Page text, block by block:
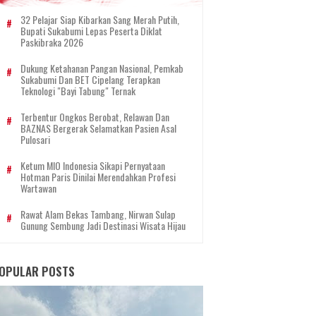
32 Pelajar Siap Kibarkan Sang Merah Putih,
Bupati Sukabumi Lepas Peserta Diklat
Paskibraka 2026
Dukung Ketahanan Pangan Nasional, Pemkab
Sukabumi Dan BET Cipelang Terapkan
Teknologi "Bayi Tabung" Ternak
Terbentur Ongkos Berobat, Relawan Dan
BAZNAS Bergerak Selamatkan Pasien Asal
Pulosari
Ketum MIO Indonesia Sikapi Pernyataan
Hotman Paris Dinilai Merendahkan Profesi
Wartawan
Rawat Alam Bekas Tambang, Nirwan Sulap
Gunung Sembung Jadi Destinasi Wisata Hijau
POSTS